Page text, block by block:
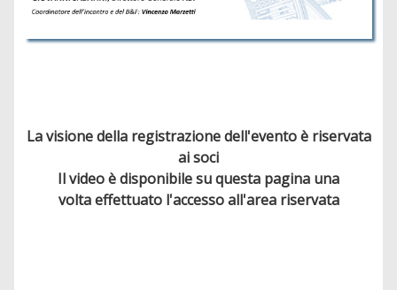
La visione della registrazione dell'evento è riservata
ai soci
Il video è disponibile su questa pagina una
volta effettuato l'accesso all'area riservata